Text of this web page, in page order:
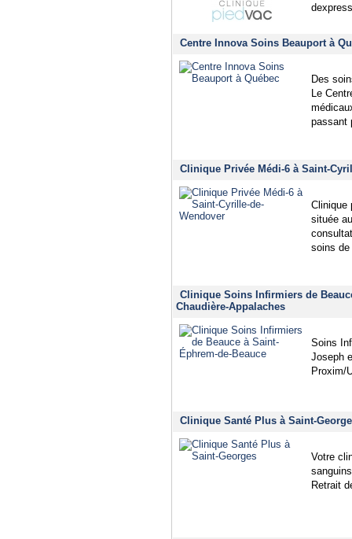
Centre Innova Soins Beauport à
Des
Le
passant
Clinique Privée Médi-6 à Saint-
Clinique
située
soins de
Clinique Soins Infirmiers de
Chaudière-Appalaches
Soins
Joseph
Proxim/
Clinique Santé Plus à Saint-
Votre
Retrait